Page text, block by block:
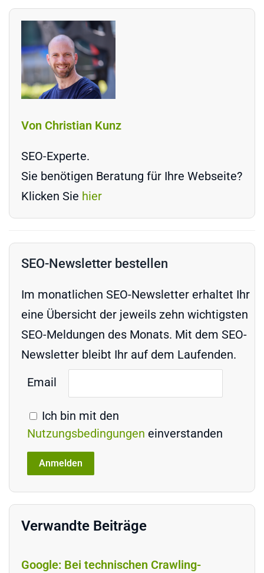
Von Christian Kunz
SEO-Experte.
Sie benötigen Beratung für Ihre Webseite?
Klicken Sie hier
SEO-Newsletter bestellen
Im monatlichen SEO-Newsletter erhaltet Ihr
eine Übersicht der jeweils zehn wichtigsten
SEO-Meldungen des Monats. Mit dem SEO-
Newsletter bleibt Ihr auf dem Laufenden.
Email
Ich bin mit den
Nutzungsbedingungen einverstanden
Verwandte Beiträge
Google: Bei technischen Crawling-